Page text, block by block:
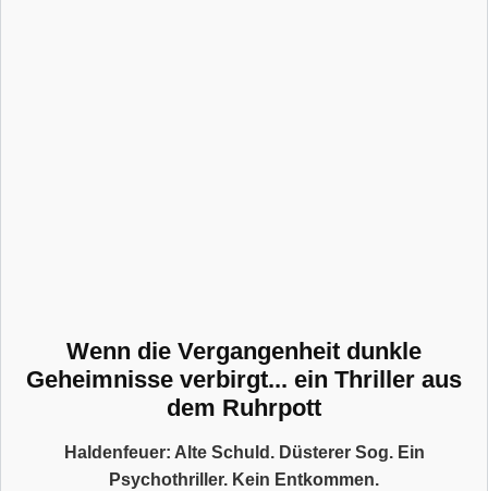
Wenn die Vergangenheit dunkle
Geheimnisse verbirgt... ein Thriller aus
dem Ruhrpott
Haldenfeuer: Alte Schuld. Düsterer Sog. Ein
Psychothriller. Kein Entkommen.